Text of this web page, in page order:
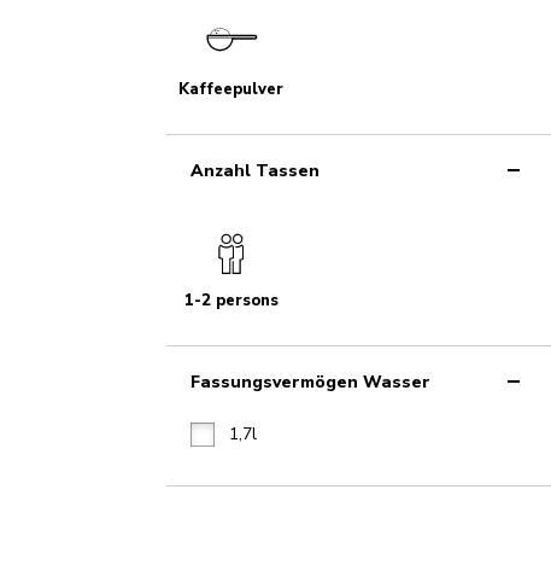
Kaffeepulver
Anzahl Tassen
1-2 persons
Fassungsvermögen Wasser
1,7l